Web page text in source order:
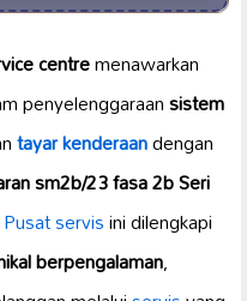
centremenawarkan
penyelenggaraansistem
tayar kenderaandengan
sm2b/23 fasa 2b Seri
Pusat servisini dilengkapi
berpengalaman,